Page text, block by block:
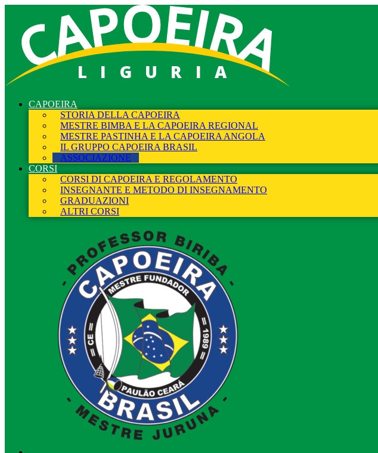
LIGURIA
CAPOEIRA
STORIA DELLA CAPOEIRA
MESTRE BIMBA E LA CAPOEIRA REGIONAL
MESTRE PASTINHA E LA CAPOEIRA ANGOLA
IL GRUPPO CAPOEIRA BRASIL
ASSOCIAZIONE
CORSI
CORSI DI CAPOEIRA E REGOLAMENTO
INSEGNANTE E METODO DI INSEGNAMENTO
GRADUAZIONI
ALTRI CORSI